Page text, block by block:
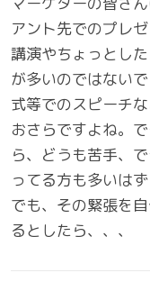
アント先でのプレ
講演やちょっとし
が多いのではない
式等でのスピーチ
おさらですよね。
ら、どうも苦手、
ってる方も多いは
でも、その緊張を
るとしたら、、、